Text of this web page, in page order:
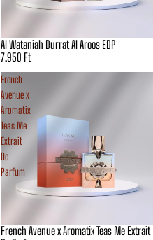
Al Wataniah Durrat Al Aroos EDP
7.950 Ft
French
Avenue x
Aromatix
Teas Me
Extrait
De
Parfum
French Avenue x Aromatix Teas Me Extrait